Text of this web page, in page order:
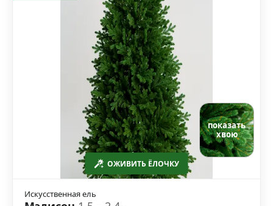
ОЖИВИТЬ ЁЛОЧКУ
показать
хвою
Искусственная ель